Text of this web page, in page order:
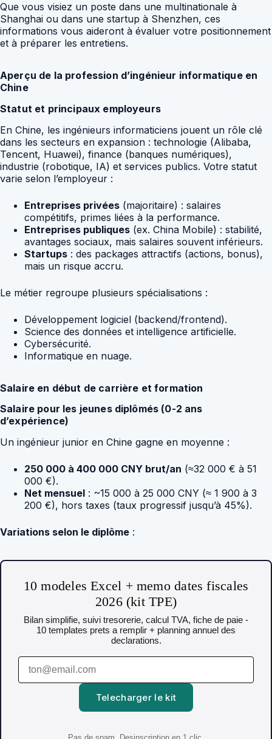
Que vous visiez un poste dans une multinationale à
Shanghai ou dans une startup à Shenzhen, ces
informations vous aideront à évaluer votre positionnement
et à préparer les entretiens.
Aperçu de la profession d’ingénieur informatique en
Chine
Statut et principaux employeurs
En Chine, les ingénieurs informaticiens jouent un rôle clé
dans les secteurs en expansion : technologie (Alibaba,
Tencent, Huawei), finance (banques numériques),
industrie (robotique, IA) et services publics. Votre statut
varie selon l’employeur :
Entreprises privées (majoritaire) : salaires
compétitifs, primes liées à la performance.
Entreprises publiques (ex. China Mobile) : stabilité,
avantages sociaux, mais salaires souvent inférieurs.
Startups : des packages attractifs (actions, bonus),
mais un risque accru.
Le métier regroupe plusieurs spécialisations :
Développement logiciel (backend/frontend).
Science des données et intelligence artificielle.
Cybersécurité.
Informatique en nuage.
Salaire en début de carrière et formation
Salaire pour les jeunes diplômés (0-2 ans
d’expérience)
Un ingénieur junior en Chine gagne en moyenne :
250 000 à 400 000 CNY brut/an (≈32 000 € à 51
000 €).
Net mensuel : ~15 000 à 25 000 CNY (≈ 1 900 à 3
200 €), hors taxes (taux progressif jusqu’à 45%).
Variations selon le diplôme :
10 modeles Excel + memo dates fiscales
2026 (kit TPE)
Bilan simplifie, suivi tresorerie, calcul TVA, fiche de paie -
10 templates prets a remplir + planning annuel des
declarations.
Telecharger le kit